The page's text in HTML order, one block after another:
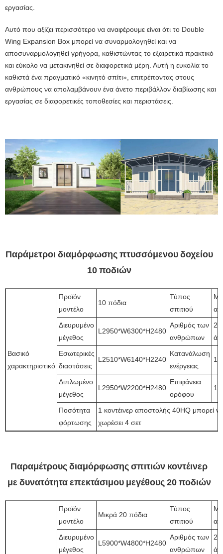
εργασίας.
Αυτό που αξίζει περισσότερο να αναφέρουμε είναι ότι το Double
Wing Expansion Box μπορεί να συναρμολογηθεί και να
αποσυναρμολογηθεί γρήγορα, καθιστώντας το εξαιρετικά πρακτικό
και εύκολο να μετακινηθεί σε διαφορετικά μέρη. Αυτή η ευκολία το
καθιστά ένα πραγματικό «κινητό σπίτι», επιτρέποντας στους
ανθρώπους να απολαμβάνουν ένα άνετο περιβάλλον διαβίωσης και
εργασίας σε διαφορετικές τοποθεσίες και περιστάσεις.
Παράμετροι διαμόρφωσης πτυσσόμενου δοχείου
10 ποδιών
Βασικό
χαρακτηριστικό
Προϊόν
μοντέλο
10 πόδια
Τύπος
σπιτιού
Διευρυμένο
μέγεθος
L2950*W6300*H2480
Αριθμός των
ανθρώπων
Εσωτερικές
διαστάσεις
L2510*W6140*H2240
Κατανάλωση
ενέργειας
12
Διπλωμένο
μέγεθος
L2950*W2200*H2480
Επιφάνεια
ορόφου
Ποσότητα
φόρτωσης
1 κοντέινερ αποστολής 40HQ μπορεί να
χωρέσει 4 σετ
Παραμέτρους διαμόρφωσης σπιτιών κοντέινερ
με δυνατότητα επεκτάσιμου μεγέθους 20 ποδιών
Προϊόν
μοντέλο
Μικρά 20 πόδια
Τύπος
σπιτιού
Διευρυμένο
μέγεθος
L5900*W4800*H2480
Αριθμός των
ανθρώπων